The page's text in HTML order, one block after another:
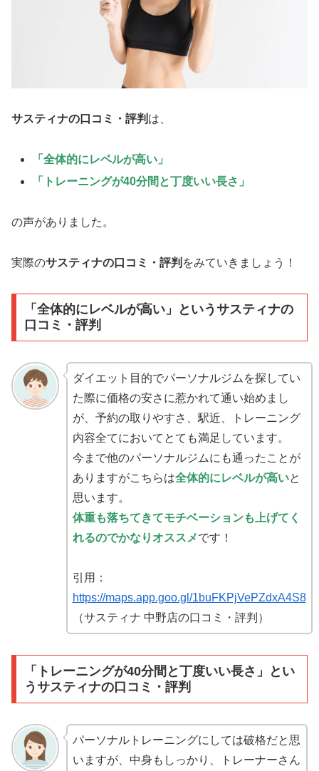
サスティナの口コミ・評判 は、
「全体的にレベルが高い」
「トレーニングが40分間と丁度いい長さ」
の声がありました。
実際のサスティナの口コミ・評判 をみていきましょう！
「全体的にレベルが高い」というサスティナの
口コミ・評判
ダイエット目的でパーソナルジムを探してい
た際に価格の安さに惹かれて通い始めまし
が、予約の取りやすさ、駅近、トレーニング
内容全てにおいてとても満足しています。
今まで他のパーソナルジムにも通ったことが
ありますがこちらは全体的にレベルが高いと
思います。
体重も落ちてきてモチベーションも上げてく
れるのでかなりオススメです！
引用：
https://maps.app.goo.gl/1buFKPjVePZdxA4S8
（サスティナ 中野店の口コミ・評判）
「トレーニングが40分間と丁度いい長さ」とい
うサスティナの口コミ・評判
パーソナルトレーニングにしては破格だと思
いますが、中身もしっかり、トレーナーさん